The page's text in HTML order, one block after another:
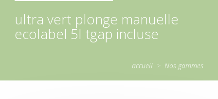
ultra vert plonge manuelle
ecolabel 5l tgap incluse
accueil > Nos gammes